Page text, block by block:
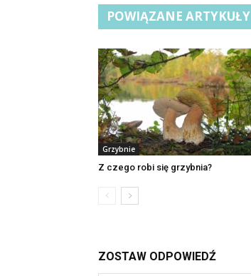
POWIĄZANE ARTYKUŁY
Grzybnie
Z czego robi się grzybnia?
ZOSTAW ODPOWIEDŹ